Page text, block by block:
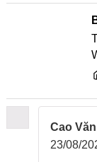
Cao
23/08/